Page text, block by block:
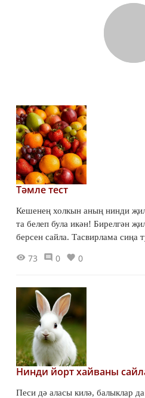
Тәмле тест
Кешенең холкын аның нинди
та белеп була икән! Бирелгән
берсен сайла. Тасвирлама сиңа
73 0 0
Нинди йорт хайваны
Песи дә аласы килә, балыклар